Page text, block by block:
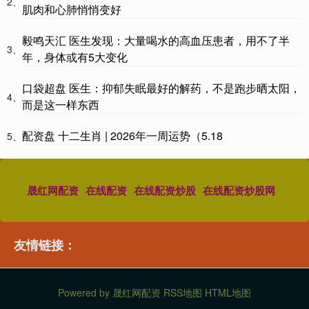
肌肉和心肺悄悄变好
3、
毅鸣天汇 医生发现：大量喝水的高血压患者，用不了半
年，身体或有5大变化
4、
口袋超盘 医生：抑郁失眠最好的解药，不是跑步晒太阳，
而是这一样东西
5、 配资盘 十二生肖 | 2026年一周运势（5.18
晟红网配资 在线配资 在线配资炒股 在线配资炒股网
友情链接：
Powered by 晟红网配资 RSS地图 HTML地图